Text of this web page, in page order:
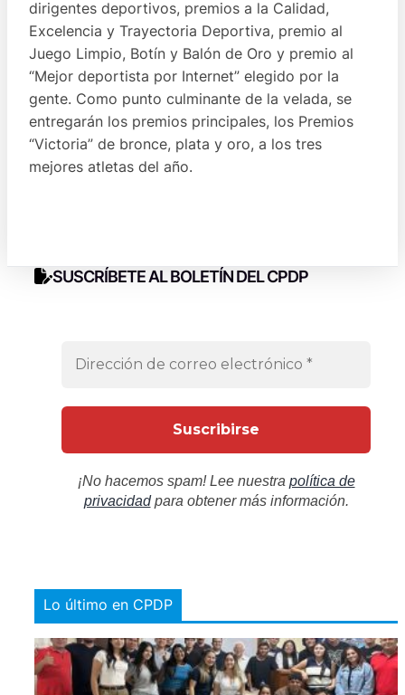
dirigentes deportivos, premios a la Calidad,
Excelencia y Trayectoria Deportiva, premio al
Juego Limpio, Botín y Balón de Oro y premio al
“Mejor deportista por Internet” elegido por la
gente. Como punto culminante de la velada, se
entregarán los premios principales, los Premios
“Victoria” de bronce, plata y oro, a los tres
mejores atletas del año.
SUSCRÍBETE AL BOLETÍN DEL CPDP
¡No hacemos spam! Lee nuestra política de
privacidadpara obtener más información.
Lo último en CPDP